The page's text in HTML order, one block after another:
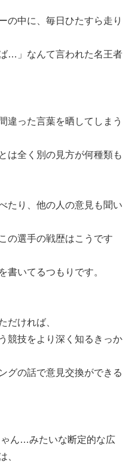
の中に、毎日ひたすら走り
…」なんて言われた名王者
違った言葉を晒してしまう
は全く別の見方が何種類も
たり、他の人の意見も聞い
の選手の戦歴はこうです
書いてるつもりです。
だければ、
競技をより深く知るきっか
グの話で意見交換ができる
ん…みたいな断定的な広
、